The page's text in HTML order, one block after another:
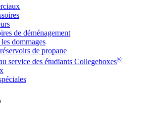
de déménagement
dommages
de propane
service des étudiants Collegeboxes®